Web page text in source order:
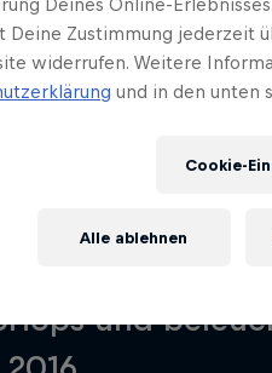
Song des Jahres 2019
Bull
anhand von 25
und
Deines Online-Erlebnisses.
Deine Zustimmung jederzeit
widerrufen. Weitere
und in den unten
Cookie-
Alle ablehnen